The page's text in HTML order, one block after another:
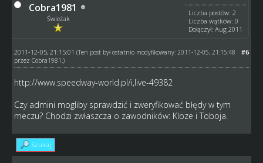
Cobra1981
Świeżak
Liczba postów: 2
Liczba wątków: 0
Dołączył: Aug 2011
#6
2011-12-05, 21:15:01 (Ten post był ostatnio modyfikowany: 2011-12-05, 21:15:48
przez Cobra1981 .)
http://www.speedway-world.pl/i,live-49382
Czy admini mogliby sprawdzić i zweryfikować błędy w tym
meczu? Chodzi zwłaszcza o zawodników: Kloze i Toboja.
Szukaj